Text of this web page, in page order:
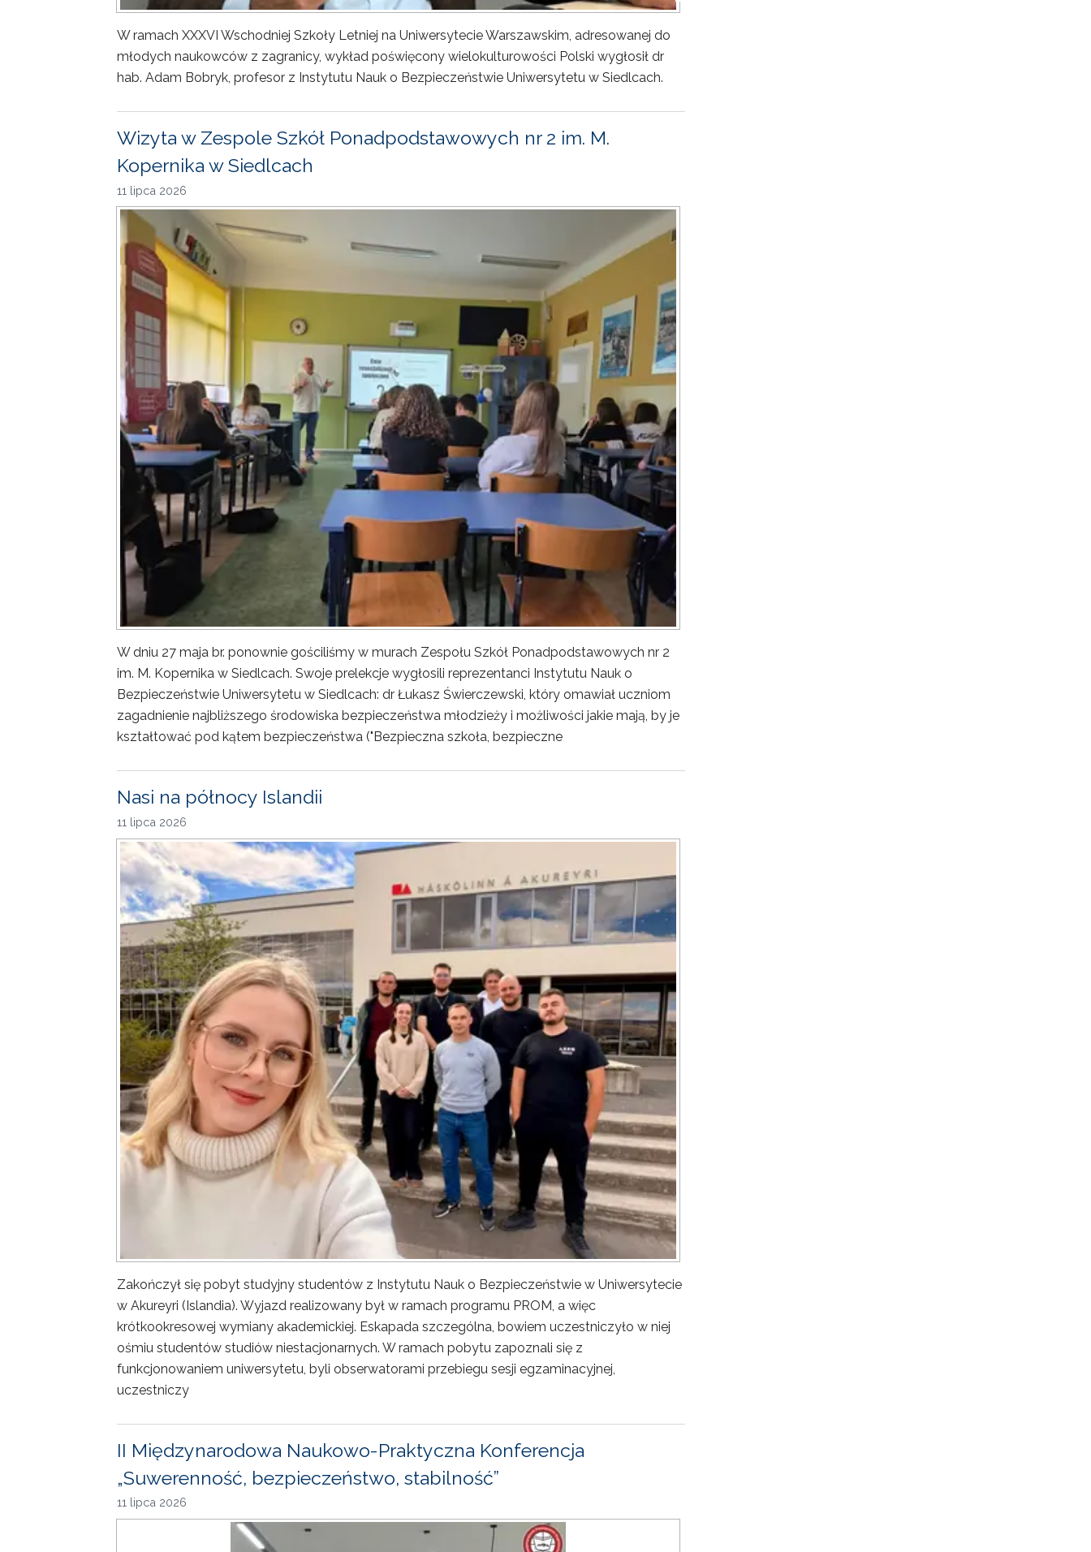
W ramach XXXVI Wschodniej Szkoły Letniej na Uniwersytecie Warszawskim, adresowanej do
młodych naukowców z zagranicy, wykład poświęcony wielokulturowości Polski wygłosił dr
hab. Adam Bobryk, profesor z Instytutu Nauk o Bezpieczeństwie Uniwersytetu w Siedlcach.
Wizyta w Zespole Szkół Ponadpodstawowych nr 2 im. M.
Kopernika w Siedlcach
11 lipca 2026
W dniu 27 maja br. ponownie gościliśmy w murach Zespołu Szkół Ponadpodstawowych nr 2
im. M. Kopernika w Siedlcach. Swoje prelekcje wygłosili reprezentanci Instytutu Nauk o
Bezpieczeństwie Uniwersytetu w Siedlcach: dr Łukasz Świerczewski, który omawiał uczniom
zagadnienie najbliższego środowiska bezpieczeństwa młodzieży i możliwości jakie mają, by je
kształtować pod kątem bezpieczeństwa ("Bezpieczna szkoła, bezpieczne
Nasi na północy Islandii
11 lipca 2026
Zakończył się pobyt studyjny studentów z Instytutu Nauk o Bezpieczeństwie w Uniwersytecie
w Akureyri (Islandia). Wyjazd realizowany był w ramach programu PROM, a więc
krótkookresowej wymiany akademickiej. Eskapada szczególna, bowiem uczestniczyło w niej
ośmiu studentów studiów niestacjonarnych. W ramach pobytu zapoznali się z
funkcjonowaniem uniwersytetu, byli obserwatorami przebiegu sesji egzaminacyjnej,
uczestniczy
II Międzynarodowa Naukowo-Praktyczna Konferencja
„Suwerenność, bezpieczeństwo, stabilność”
11 lipca 2026